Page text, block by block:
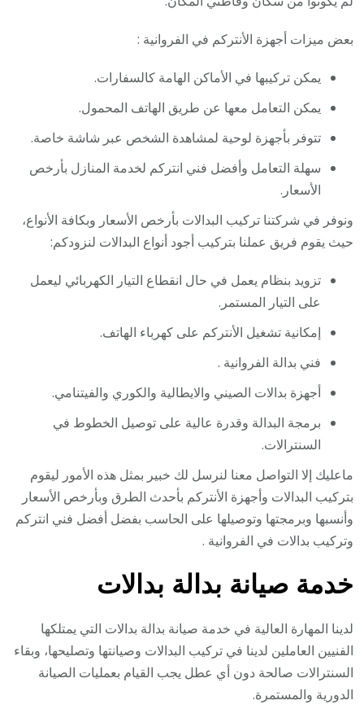
بعض ميزات أجهزة الأنتركم في الفروانية :
يمكن تركيبها في الأماكن الهامة كالسفارات.
يمكن التعامل معها عن طريق الهاتف المحمول.
تتوفر بأجهزة لوحية لمشاهدة الشخص عبر شاشة خاصة.
سهلة التعامل وأفضل فني انتركم لخدمة المنازل بأرخص
الأسعار.
ونوفر في شركتنا تركيب البدالات بأرخص الأسعار وبكافة الأنواع،
حيث يقوم فريق عملنا بتركيب أجود أنواع البدالات لنزودكم:
تزويد بنظام يعمل في حال انقطاع التيار الكهربائي ليعمل
على التيار المستمر.
إمكانية تشغيل الأنتركم على كهرباء الهاتف.
فني بدالة الفروانية .
أجهزة بدالات الصيني والايطالية والكوري والفيتنامي.
برمجة البدالة وقدرة عالية على توصيل الخطوط في
السنترالات.
ماعليك إلا التواصل معنا لنرسل لك خبير بمثل هذه الأمور ليقوم
بتركيب البدالات وأجهزة الأنتركم بأحدث الطرق وبأرخص الأسعار
وأنسبها وبرمجتها وتوصيلها على الحاسب بفضل أفضل فني انتركم
وتركيب بدالات في الفروانية .
خدمة صيانة بدالة بدالات
لدينا المهارة العالية في خدمة صيانة بدالة بدالات التي يمتلكها
الفنيين العاملين لدينا في تركيب البدالات وصيانتها وتصليحها، وبقاء
السنترالات صالحة دون أي عطل يجب القيام بعمليات الصيانة
الدورية والمستمرة.